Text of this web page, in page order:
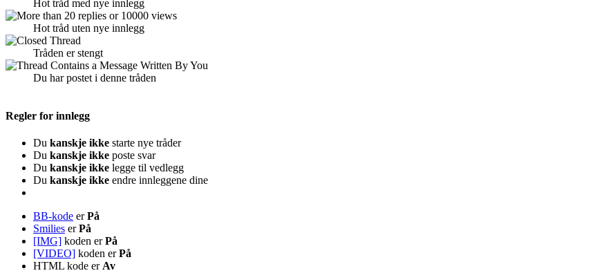
Hot tråd med nye innlegg
Hot tråd uten nye innlegg
Tråden er stengt
Du har postet i denne tråden
Regler for innlegg
Du kanskje ikke starte nye tråder
Du kanskje ikke poste svar
Du kanskje ikke legge til vedlegg
Du kanskje ikke endre innleggene dine
BB-kode erPå
Smilies erPå
[IMG] koden erPå
[VIDEO] koden erPå
HTML kode er Av